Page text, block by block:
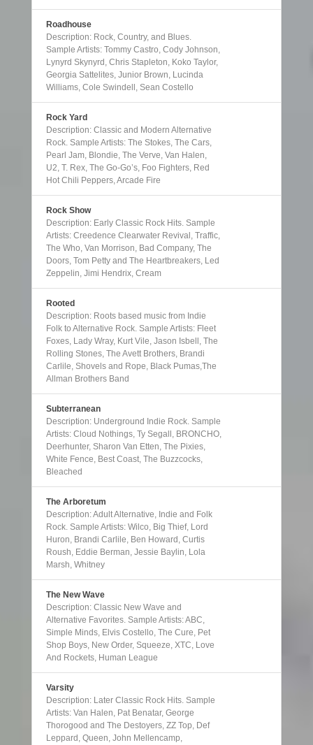
Roadhouse
Description: Rock, Country, and Blues.
Sample Artists: Tommy Castro, Cody Johnson,
Lynyrd Skynyrd, Chris Stapleton, Koko Taylor,
Georgia Sattelites, Junior Brown, Lucinda
Williams, Cole Swindell, Sean Costello
Rock Yard
Description: Classic and Modern Alternative
Rock. Sample Artists: The Stokes, The Cars,
Pearl Jam, Blondie, The Verve, Van Halen,
U2, T. Rex, The Go-Go’s, Foo Fighters, Red
Hot Chili Peppers, Arcade Fire
Rock Show
Description: Early Classic Rock Hits. Sample
Artists: Creedence Clearwater Revival, Traffic,
The Who, Van Morrison, Bad Company, The
Doors, Tom Petty and The Heartbreakers, Led
Zeppelin, Jimi Hendrix, Cream
Rooted
Description: Roots based music from Indie
Folk to Alternative Rock. Sample Artists: Fleet
Foxes, Lady Wray, Kurt Vile, Jason Isbell, The
Rolling Stones, The Avett Brothers, Brandi
Carlile, Shovels and Rope, Black Pumas,The
Allman Brothers Band
Subterranean
Description: Underground Indie Rock. Sample
Artists: Cloud Nothings, Ty Segall, BRONCHO,
Deerhunter, Sharon Van Etten, The Pixies,
White Fence, Best Coast, The Buzzcocks,
Bleached
The Arboretum
Description: Adult Alternative, Indie and Folk
Rock. Sample Artists: Wilco, Big Thief, Lord
Huron, Brandi Carlile, Ben Howard, Curtis
Roush, Eddie Berman, Jessie Baylin, Lola
Marsh, Whitney
The New Wave
Description: Classic New Wave and
Alternative Favorites. Sample Artists: ABC,
Simple Minds, Elvis Costello, The Cure, Pet
Shop Boys, New Order, Squeeze, XTC, Love
And Rockets, Human League
Varsity
Description: Later Classic Rock Hits. Sample
Artists: Van Halen, Pat Benatar, George
Thorogood and The Destoyers, ZZ Top, Def
Leppard, Queen, John Mellencamp,